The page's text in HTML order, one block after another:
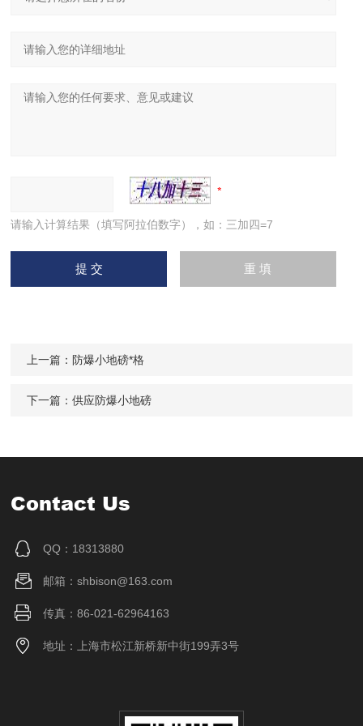
请输入计算结果（填写阿拉伯数字），如：三加四=7
上一篇： 防爆小地磅*格
下一篇：供应防爆小地磅
Contact Us
QQ：18313880
邮箱：shbison@163.com
传真：86-021-62964163
地址：上海市松江新桥新中街199弄3号